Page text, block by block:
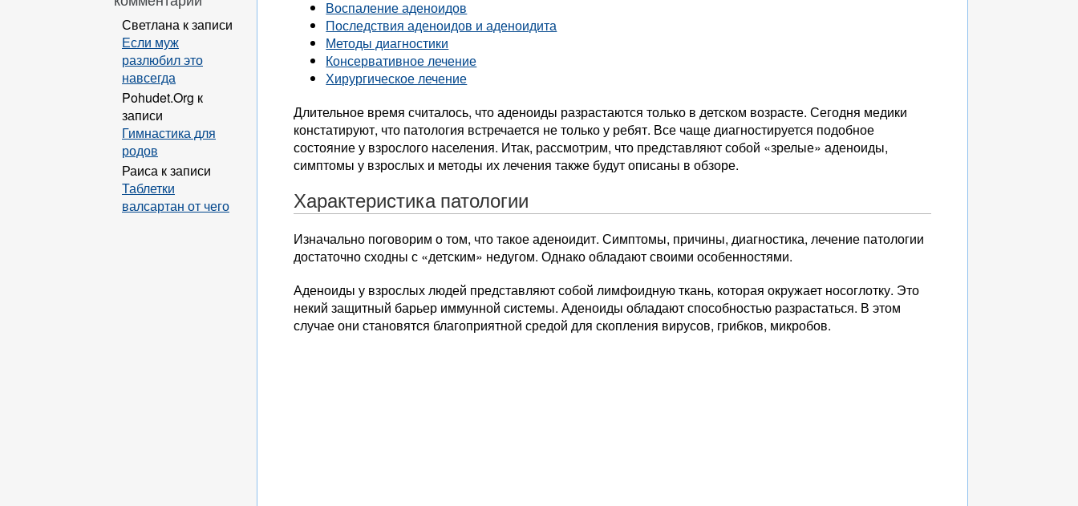
Воспаление аденоидов
Последствия аденоидов и аденоидита
Методы диагностики
Консервативное лечение
Хирургическое лечение
Длительное время считалось, что аденоиды разрастаются только в детском возрасте. Сегодня медики
констатируют, что патология встречается не только у ребят. Все чаще диагностируется подобное
состояние у взрослого населения. Итак, рассмотрим, что представляют собой «зрелые» аденоиды,
симптомы у взрослых и методы их лечения также будут описаны в обзоре.
Характеристика патологии
Изначально поговорим о том, что такое аденоидит. Симптомы, причины, диагностика, лечение патологии
достаточно сходны с «детским» недугом. Однако обладают своими особенностями.
Аденоиды у взрослых людей представляют собой лимфоидную ткань, которая окружает носоглотку. Это
некий защитный барьер иммунной системы. Аденоиды обладают способностью разрастаться. В этом
случае они становятся благоприятной средой для скопления вирусов, грибков, микробов.
Светлана к записи
Если муж
разлюбил это
навсегда
Pohudet.Org к
записи
Гимнастика для
родов
Раиса к записи
Таблетки
валсартан от чего